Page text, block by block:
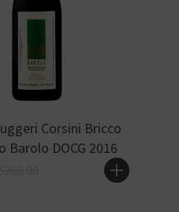
Corsini Bricco
Barolo DOCG 2016